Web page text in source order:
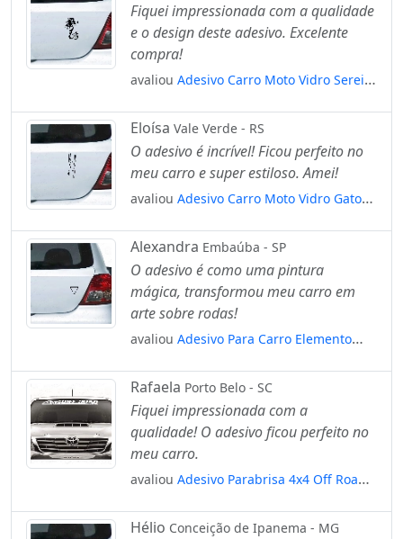
Fiquei impressionada com a qualidade
e o design deste adesivo. Excelente
compra!
avaliou Adesivo Carro Moto Vidro Sereia
Eloísa Vale Verde - RS
O adesivo é incrível! Ficou perfeito no
meu carro e super estiloso. Amei!
avaliou Adesivo Carro Moto Vidro Gato
Alexandra Embaúba - SP
O adesivo é como uma pintura
mágica, transformou meu carro em
arte sobre rodas!
avaliou Adesivo Para Carro Elemento
Rafaela Porto Belo - SC
Fiquei impressionada com a
qualidade! O adesivo ficou perfeito no
meu carro.
avaliou Adesivo Parabrisa 4x4 Off Road
Hélio Conceição de Ipanema - MG